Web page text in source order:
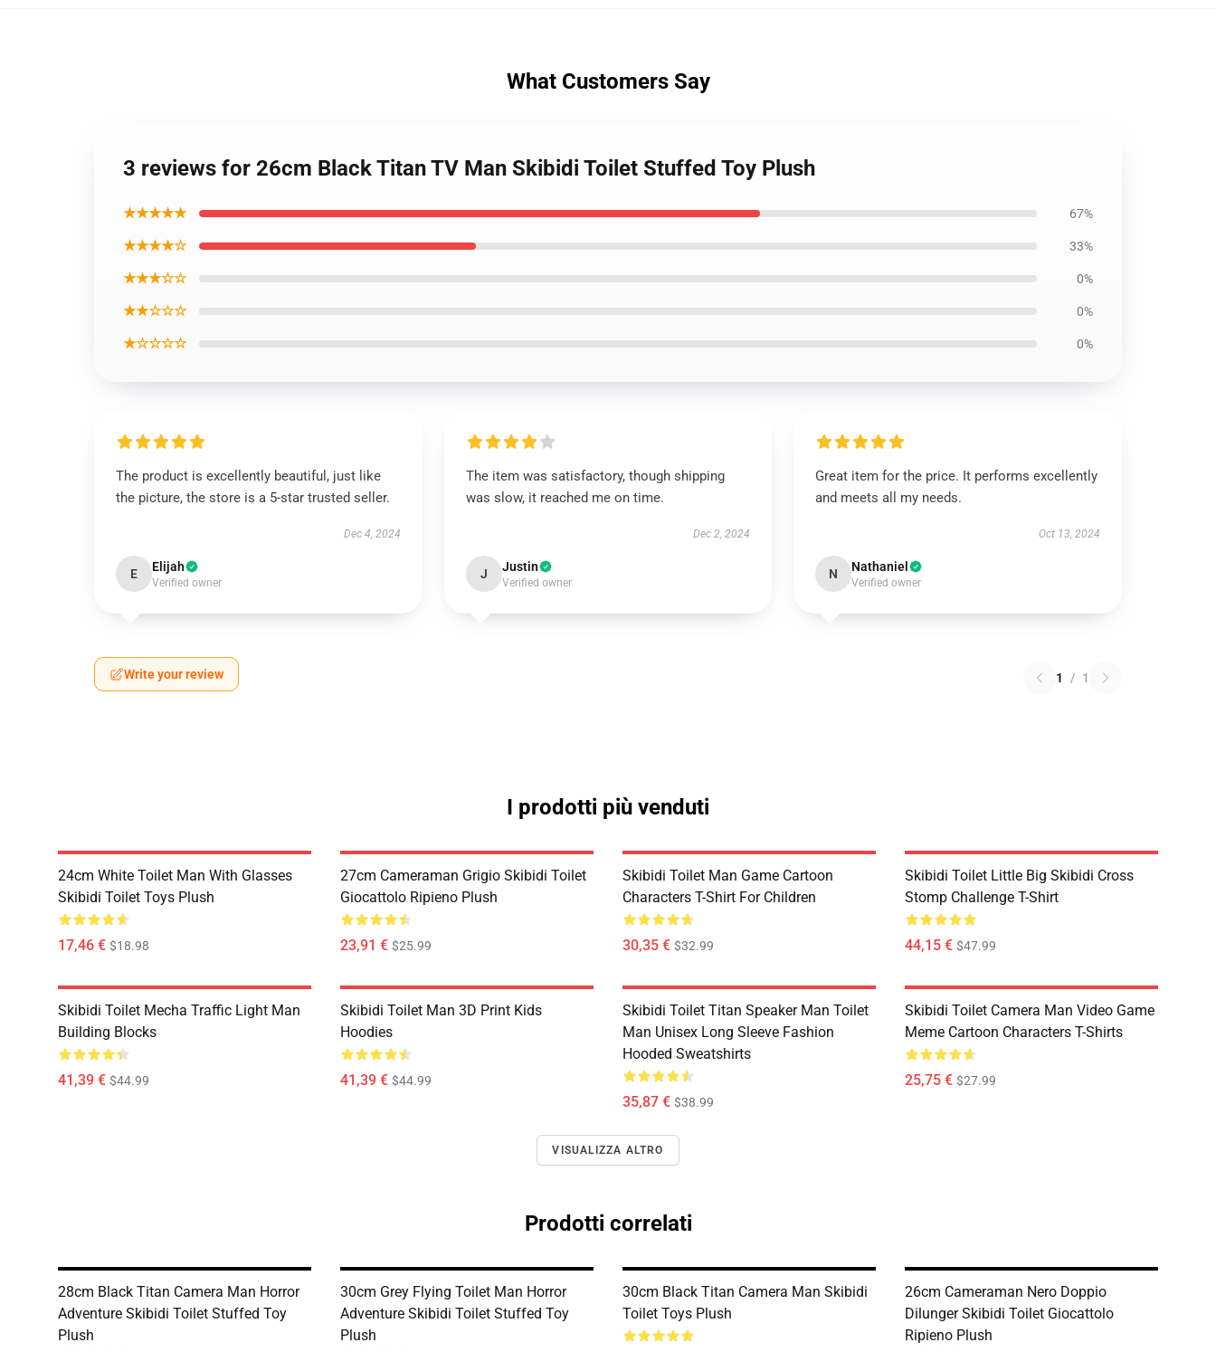
What Customers Say
3 reviews for 26cm Black Titan TV Man Skibidi Toilet Stuffed Toy Plush
★★★★★ 67%
★★★★☆ 33%
★★★☆☆ 0%
★★☆☆☆ 0%
★☆☆☆☆ 0%
The product is excellently beautiful, just like
the picture, the store is a 5-star trusted seller.
Dec 4, 2024
E Elijah
Verified owner
The item was satisfactory, though shipping
was slow, it reached me on time.
Dec 2, 2024
J Justin
Verified owner
Great item for the price. It performs excellently
and meets all my needs.
Oct 13, 2024
N Nathaniel
Verified owner
Write your review 1 / 1
I prodotti più venduti
24cm White Toilet Man With Glasses
Skibidi Toilet Toys Plush
17,46 € $18.98
27cm Cameraman Grigio Skibidi Toilet
Giocattolo Ripieno Plush
23,91 € $25.99
Skibidi Toilet Man Game Cartoon
Characters T-Shirt For Children
30,35 € $32.99
Skibidi Toilet Little Big Skibidi Cross
Stomp Challenge T-Shirt
44,15 € $47.99
Skibidi Toilet Mecha Traffic Light Man
Building Blocks
41,39 € $44.99
Skibidi Toilet Man 3D Print Kids
Hoodies
41,39 € $44.99
Skibidi Toilet Titan Speaker Man Toilet
Man Unisex Long Sleeve Fashion
Hooded Sweatshirts
35,87 € $38.99
Skibidi Toilet Camera Man Video Game
Meme Cartoon Characters T-Shirts
25,75 € $27.99
VISUALIZZA ALTRO
Prodotti correlati
28cm Black Titan Camera Man Horror
Adventure Skibidi Toilet Stuffed Toy
Plush
30cm Grey Flying Toilet Man Horror
Adventure Skibidi Toilet Stuffed Toy
Plush
30cm Black Titan Camera Man Skibidi
Toilet Toys Plush
26cm Cameraman Nero Doppio
Dilunger Skibidi Toilet Giocattolo
Ripieno Plush